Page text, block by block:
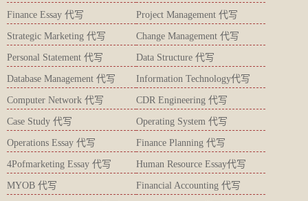
Finance Essay 代写 Project Management 代写
Strategic Marketing 代写 Change Management 代写
Personal Statement 代写 Data Structure 代写
Database Management 代写 Information Technology代写
Computer Network 代写 CDR Engineering 代写
Case Study 代写 Operating System 代写
Operations Essay 代写 Finance Planning 代写
4Pofmarketing Essay 代写 Human Resource Essay代写
MYOB 代写 Financial Accounting 代写